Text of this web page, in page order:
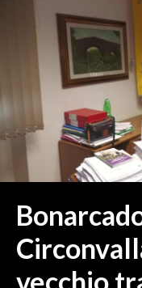
MEDIO CAMPIDANO
ORISTANO E PROVINCIA
SASSARI E PROVINCIA
GALLURA
NUORO E PROVINCIA
OGLIASTRA
AGENDA
ITALIA
MONDO
POLITICA
vecchio